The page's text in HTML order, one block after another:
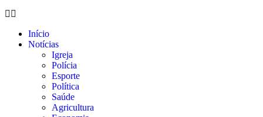
Início
Notícias
Igreja
Polícia
Esporte
Política
Saúde
Agricultura